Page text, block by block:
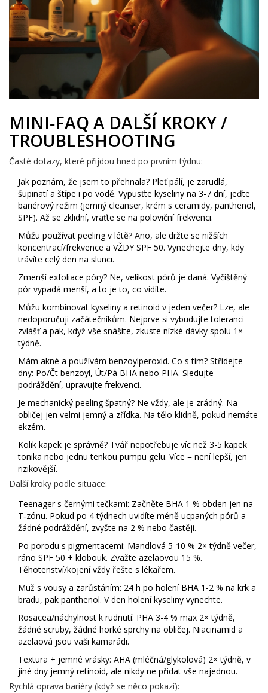
MINI‑FAQ A DALŠÍ KROKY /
TROUBLESHOOTING
Časté dotazy, které přijdou hned po prvním týdnu:
Jak poznám, že jsem to přehnala? Pleť pálí, je zarudlá,
šupinatí a štípe i po vodě. Vypusťte kyseliny na 3-7 dní, jeďte
bariérový režim (jemný cleanser, krém s ceramidy, panthenol,
SPF). Až se zklidní, vraťte se na poloviční frekvenci.
Můžu používat peeling v létě? Ano, ale držte se nižších
koncentrací/frekvence a VŽDY SPF 50. Vynechejte dny, kdy
trávíte celý den na slunci.
Zmenší exfoliace póry? Ne, velikost pórů je daná. Vyčištěný
pór vypadá menší, a to je to, co vidíte.
Můžu kombinovat kyseliny a retinoid v jeden večer? Lze, ale
nedoporučuji začátečníkům. Nejprve si vybudujte toleranci
zvlášť a pak, když vše snášíte, zkuste nízké dávky spolu 1×
týdně.
Mám akné a používám benzoylperoxid. Co s tím? Střídejte
dny: Po/Čt benzoyl, Út/Pá BHA nebo PHA. Sledujte
podráždění, upravujte frekvenci.
Je mechanický peeling špatný? Ne vždy, ale je zrádný. Na
obličej jen velmi jemný a zřídka. Na tělo klidně, pokud nemáte
ekzém.
Kolik kapek je správně? Tvář nepotřebuje víc než 3-5 kapek
tonika nebo jednu tenkou pumpu gelu. Více = není lepší, jen
rizikovější.
Další kroky podle situace:
Teenager s černými tečkami: Začněte BHA 1 % obden jen na
T‑zónu. Pokud po 4 týdnech uvidíte méně ucpaných pórů a
žádné podráždění, zvyšte na 2 % nebo častěji.
Po porodu s pigmentacemi: Mandlová 5-10 % 2× týdně večer,
ráno SPF 50 + klobouk. Zvažte azelaovou 15 %.
Těhotenství/kojení vždy řešte s lékařem.
Muž s vousy a zarůstáním: 24 h po holení BHA 1-2 % na krk a
bradu, pak panthenol. V den holení kyseliny vynechte.
Rosacea/náchylnost k rudnutí: PHA 3-4 % max 2× týdně,
žádné scruby, žádné horké sprchy na obličej. Niacinamid a
azelaová jsou vaši kamarádi.
Textura + jemné vrásky: AHA (mléčná/glykolová) 2× týdně, v
jiné dny jemný retinoid, ale nikdy ne přidat vše najednou.
Rychlá oprava bariéry (když se něco pokazí):